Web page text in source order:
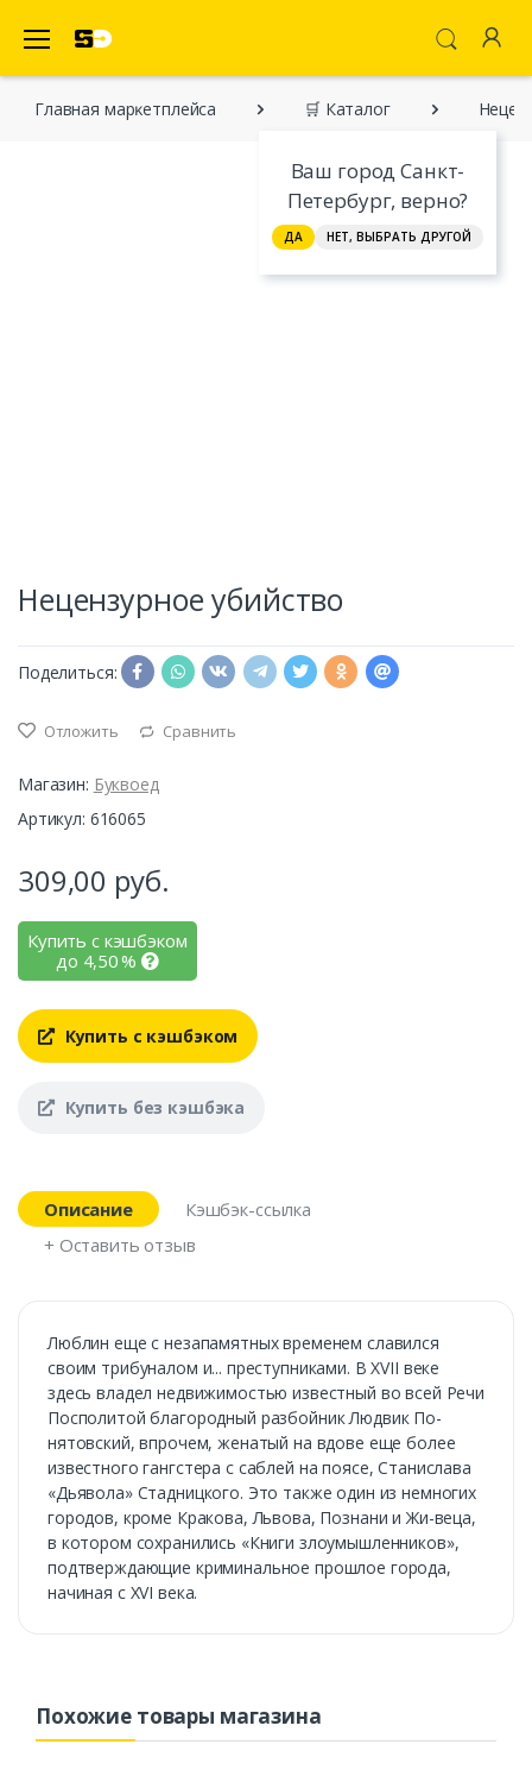
Ваш город Санкт-
Петербург, верно?
ДА НЕТ, ВЫБРАТЬ ДРУГОЙ
Главная марĸетплейса 🛒 Каталог
Нецензурное убийство
Поделиться:
Отложить Сравнить
Магазин: Буквоед
Артикул: 616065
309,00 руб.
Купить с кэшбэком
до 4,50%
Купить с кэшбэком
Купить без кэшбэка
Описание
Кэшбэк-ссылка
+ Оставить отзыв
Люблин еще с незапамятных временем славился
своим трибуналом и... преступниками. В XVII веке
здесь владел недвижимостью известный во всей Речи
Посполитой благородный разбойник Людвик По-
нятовский, впрочем, женатый на вдове еще более
известного гангстера с саблей на поясе, Станислава
«Дьявола» Стадницкого. Это также один из немногих
городов, кроме Кракова, Львова, Познани и Жи-веца,
в котором сохранились «Книги злоумышленников»,
подтверждающие криминальное прошлое города,
начиная с XVI века.
Похожие товары магазина